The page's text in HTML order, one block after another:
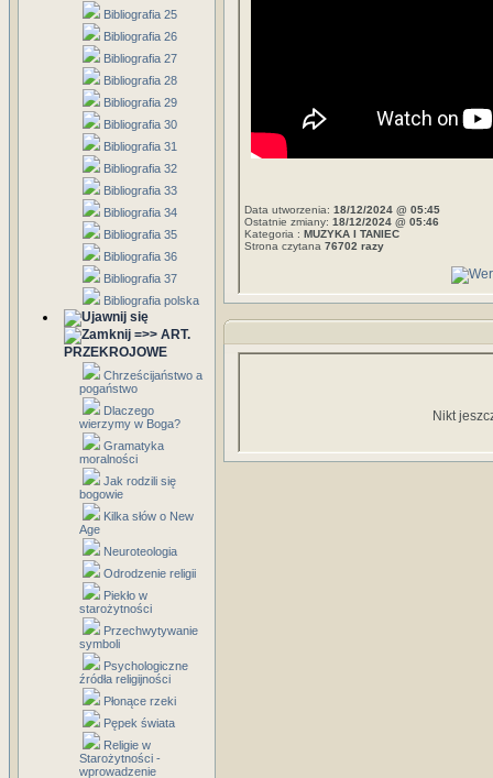
Bibliografia 25
Bibliografia 26
Bibliografia 27
Bibliografia 28
Bibliografia 29
Bibliografia 30
Bibliografia 31
Bibliografia 32
Bibliografia 33
Bibliografia 34
Bibliografia 35
Bibliografia 36
Bibliografia 37
Bibliografia polska
=>> ART.
PRZEKROJOWE
Chrześcijaństwo a
pogaństwo
Dlaczego
wierzymy w Boga?
Gramatyka
moralności
Jak rodzili się
bogowie
Kilka słów o New
Age
Neuroteologia
Odrodzenie religii
Piekło w
starożytności
Przechwytywanie
symboli
Psychologiczne
źródła religijności
Płonące rzeki
Pępek świata
Religie w
Starożytności -
wprowadzenie
Data utworzenia: 18/12/2024 @ 05:45
Ostatnie zmiany: 18/12/2024 @ 05:46
Kategoria : MUZYKA I TANIEC
Strona czytana 76702 razy
Nikt